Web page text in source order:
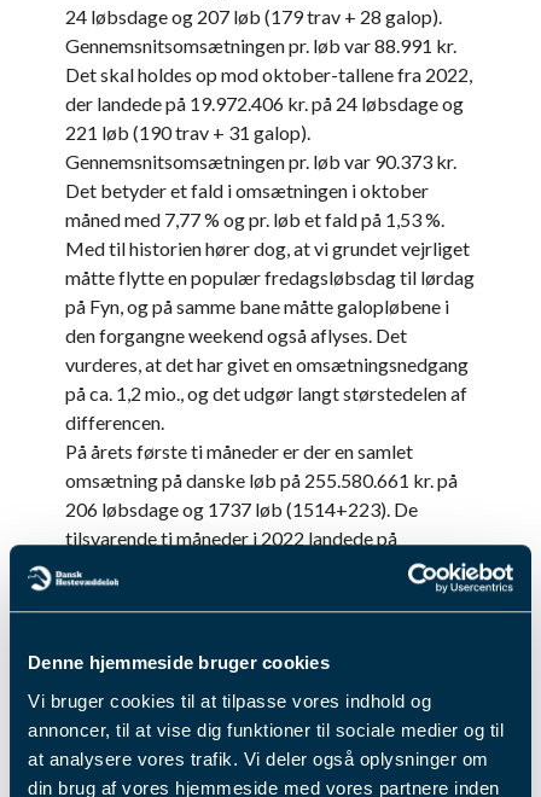
Denne hjemmeside bruger cookies
Vi bruger cookies til at tilpasse vores indhold og
annoncer, til at vise dig funktioner til sociale medier og til
at analysere vores trafik. Vi deler også oplysninger om
din brug af vores hjemmeside med vores partnere inden
24 løbsdage og 207 løb (179 trav + 28 galop).
Gennemsnitsomsætningen pr. løb var 88.991 kr.
Det skal holdes op mod oktober-tallene fra 2022,
der landede på 19.972.406 kr. på 24 løbsdage og
221 løb (190 trav + 31 galop).
Gennemsnitsomsætningen pr. løb var 90.373 kr.
Det betyder et fald i omsætningen i oktober
måned med 7,77 % og pr. løb et fald på 1,53 %.
Med til historien hører dog, at vi grundet vejrliget
måtte flytte en populær fredagsløbsdag til lørdag
på Fyn, og på samme bane måtte galopløbene i
den forgangne weekend også aflyses. Det
vurderes, at det har givet en omsætningsnedgang
på ca. 1,2 mio., og det udgør langt størstedelen af
differencen.
På årets første ti måneder er der en samlet
omsætning på danske løb på 255.580.661 kr. på
206 løbsdage og 1737 løb (1514+223). De
tilsvarende ti måneder i 2022 landede på
270.931.516 kr. på 207 løbsdage og 1781 løb
% og pr. løb med mere beherskede 3,28%.
kroner i omsætning på 18 løbsdage – samme
antal dage som i oktober sidste år. Her er GS75-
dagen med Koster Memorial d. 12. november